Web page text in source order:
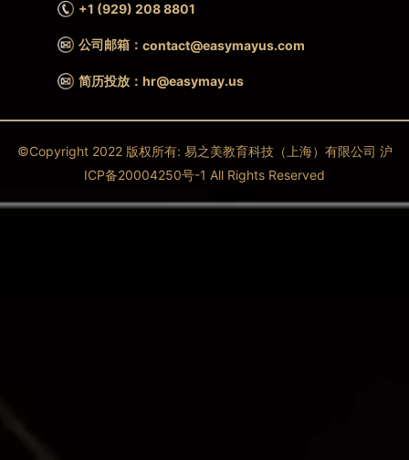
+1 (929) 208 8801
公司邮箱：contact@easymayus.com
简历投放：hr@easymay.us
©Copyright 2022 版权所有: 易之美教育科技（上海）有限公司 沪
ICP备20004250号-1 All Rights Reserved